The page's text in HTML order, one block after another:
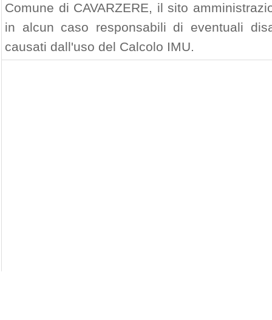
Comune di CAVARZERE, il sito
in alcun caso responsabili di eventuali
causati dall'uso del Calcolo IMU.